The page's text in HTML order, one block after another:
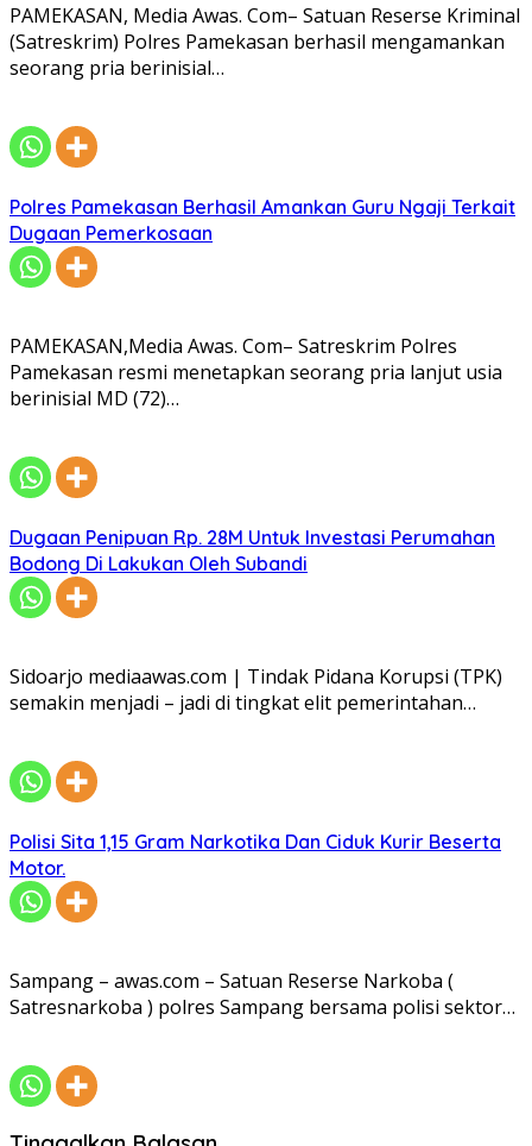
​PAMEKASAN, Media Awas. Com– Satuan Reserse Kriminal
(Satreskrim) Polres Pamekasan berhasil mengamankan
seorang pria berinisial…
Polres Pamekasan Berhasil Amankan Guru Ngaji Terkait
Dugaan Pemerkosaan
PAMEKASAN,Media Awas. Com– Satreskrim Polres
Pamekasan resmi menetapkan seorang pria lanjut usia
berinisial MD (72)…
Dugaan Penipuan Rp. 28M Untuk Investasi Perumahan
Bodong Di Lakukan Oleh Subandi
Sidoarjo mediaawas.com | Tindak Pidana Korupsi (TPK)
semakin menjadi – jadi di tingkat elit pemerintahan…
Polisi Sita 1,15 Gram Narkotika Dan Ciduk Kurir Beserta
Motor.
Sampang – awas.com – Satuan Reserse Narkoba (
Satresnarkoba ) polres Sampang bersama polisi sektor…